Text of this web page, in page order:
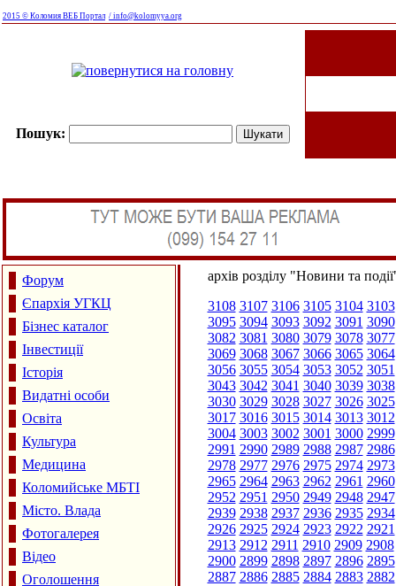
2015 © Коломия ВЕБ Портал / info@kolomyya.org
Пошук:
Форум
Єпархія УГКЦ
Бізнес каталог
Інвестиції
Історія
Видатні особи
Освіта
Культура
Медицина
Коломийське МБТІ
Місто. Влада
Фотогалерея
Відео
Оголошення
архів розділу "Новини та
3108 3107 3106 3105 3104 3103
3095 3094 3093 3092 3091 3090
3082 3081 3080 3079 3078 3077
3069 3068 3067 3066 3065 3064
3056 3055 3054 3053 3052 3051
3043 3042 3041 3040 3039 3038
3030 3029 3028 3027 3026 3025
3017 3016 3015 3014 3013 3012
3004 3003 3002 3001 3000 2999
2991 2990 2989 2988 2987 2986
2978 2977 2976 2975 2974 2973
2965 2964 2963 2962 2961 2960
2952 2951 2950 2949 2948 2947
2939 2938 2937 2936 2935 2934
2926 2925 2924 2923 2922 2921
2913 2912 2911 2910 2909 2908
2900 2899 2898 2897 2896 2895
2887 2886 2885 2884 2883 2882